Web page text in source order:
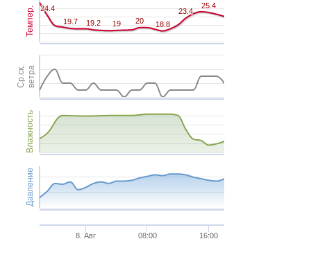
Темпер.
Ср.ск.ветра
Влажность
Давление
24.4
24.4
19.7
19.7 19.2
19.2 19
19 20
20 18.8
18.8
23.4
23.4
25.4
25.4
8. Авг 08:00 16:00